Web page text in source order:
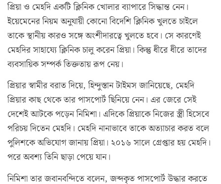
প্রিয়া ও মেহদি একটি ক্লিনিক খোলার ব্যাপারে সিদ্ধান্ত নেন।
ইয়েমেনের নিয়ম অনুযায়ী কোনো বিদেশি ক্লিনিক খুলতে চাইলে
তাকে স্থানীয় কারও সঙ্গে অংশীদারত্বে খুলতে হবে। সে কারণেই
মেহদির সাহায্যে ক্লিনিক চালু করেন প্রিয়া। কিন্তু ধীরে ধীরে তাদের
ব্যবসায়িক সম্পর্ক তিক্ততায় রূপ নেয়।
প্রিয়ার স্বামীর বরাত দিয়ে, হিন্দুস্তান টাইমস জানিয়েছে, মেহদি
প্রিয়ার কাছ থেকে তার পাসপোর্ট ছিনিয়ে নেন। এর জেরে সেই
দেশেই আটকে পড়েন নিমিশা। এদিকে প্রিয়াকে নিজের স্ত্রী হিসেবে
পরিচয় দিতেন মেহদি। মেহদি নানাভাবে তাকে অত্যাচার করত বলে
পুলিশকে অভিযোগ জানায় প্রিয়া। ২০১৬ সালে গ্রেপ্তার হয় মেহদি।
পরে অবশ্য তিনি ছাড়া পেয়ে যান।
নিমিশা তার জবানবন্দিতে বলেন, জব্দকৃত পাসপোর্ট উদ্ধার করতে